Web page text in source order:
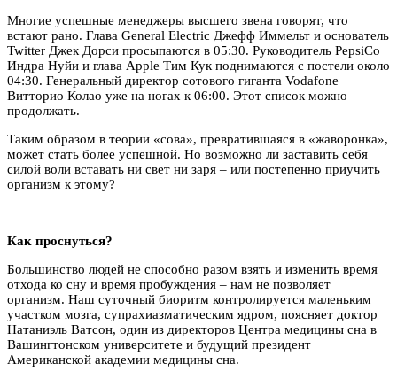
Многие успешные менеджеры высшего звена говорят, что
встают рано. Глава General Electric Джефф Иммельт и основатель
Twitter Джек Дорси просыпаются в 05:30. Руководитель PepsiCo
Индра Нуйи и глава Apple Тим Кук поднимаются с постели около
04:30. Генеральный директор сотового гиганта Vodafone
Витторио Колао уже на ногах к 06:00. Этот список можно
продолжать.
Таким образом в теории «сова», превратившаяся в «жаворонка»,
может стать более успешной. Но возможно ли заставить себя
силой воли вставать ни свет ни заря – или постепенно приучить
организм к этому?
Как проснуться?
Большинство людей не способно разом взять и изменить время
отхода ко сну и время пробуждения – нам не позволяет
организм. Наш суточный биоритм контролируется маленьким
участком мозга, супрахиазматическим ядром, поясняет доктор
Натаниэль Ватсон, один из директоров Центра медицины сна в
Вашингтонском университете и будущий президент
Американской академии медицины сна.